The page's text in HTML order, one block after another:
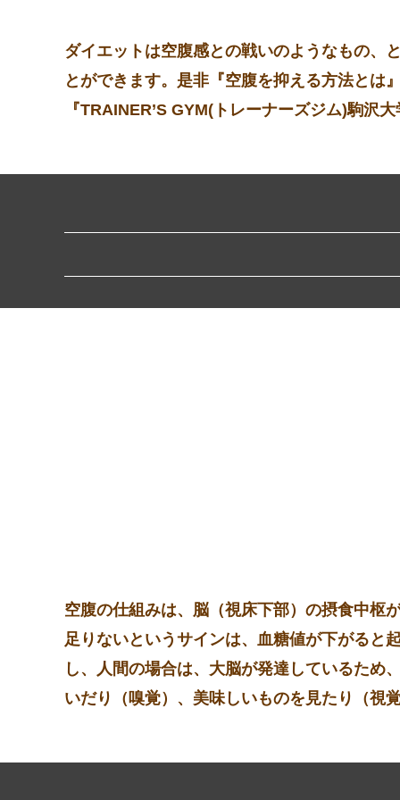
ダイエットは空腹感との戦いのようなもの、
とができます。是非『空腹を抑える方法とは
『TRAINER’S GYM(トレーナーズジム)駒沢
空腹の仕組みは、脳（視床下部）の摂食中枢
足りないというサインは、血糖値が下がると
し、人間の場合は、大脳が発達しているため
いだり（嗅覚）、美味しいものを見たり（視